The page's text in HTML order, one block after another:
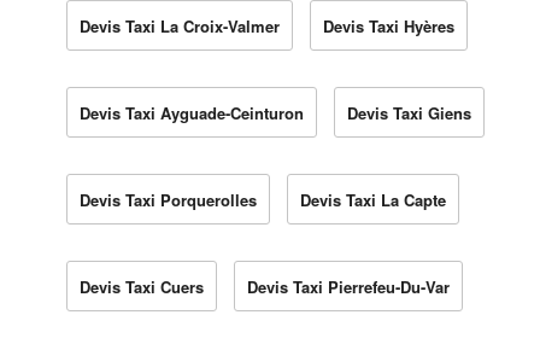
Devis Taxi La Croix-Valmer Devis Taxi Hyères
Devis Taxi Ayguade-Ceinturon Devis Taxi Giens
Devis Taxi Porquerolles Devis Taxi La Capte
Devis Taxi Cuers Devis Taxi Pierrefeu-Du-Var